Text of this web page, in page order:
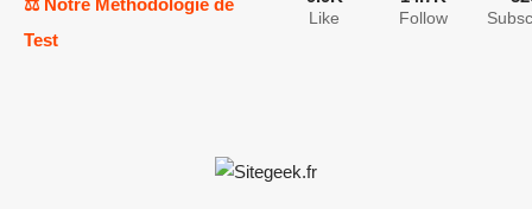
⚖️ Notre Méthodologie de
Test
Like Follow